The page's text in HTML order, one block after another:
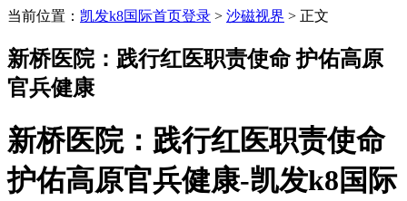
当前位置： 凯发k8国际首页登录 > 沙磁视界 > 正文
新桥医院：践行红医职责使命 护佑高原
官兵健康
新桥医院：践行红医职责使命
护佑高原官兵健康-凯发k8国际